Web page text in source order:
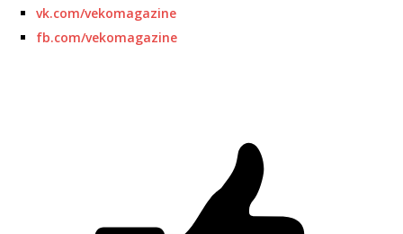
vk.com/vekomagazine
fb.com/vekomagazine